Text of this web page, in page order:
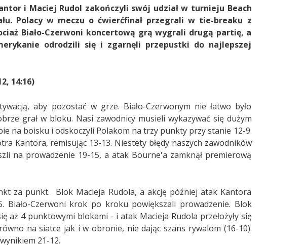
i Maciej Rudol zakończyli swój udział w turnieju Beach
Polacy w meczu o ćwierćfinał przegrali w tie-breaku z
Biało-Czerwoni koncertową grą wygrali drugą partię, a
odrodzili się i zgarnęli przepustki do najlepszej
14:16)
aby pozostać w grze. Biało-Czerwonym nie łatwo było
grał w bloku. Nasi zawodnicy musieli wykazywać się dużym
na boisku i odskoczyli Polakom na trzy punkty przy stanie 12-9.
Kantora, remisując 13-13. Niestety błędy naszych zawodników
na prowadzenie 19-15, a atak Bourne'a zamknął premierową
za punkt. Blok Macieja Rudola, a akcję później atak Kantora
Biało-Czerwoni krok po kroku powiększali prowadzenie. Blok
aż 4 punktowymi blokami - i atak Macieja Rudola przełożyły się
na siatce jak i w obronie, nie dając szans rywalom (16-10).
21-12.